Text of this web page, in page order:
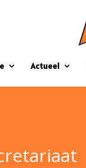
Actueel